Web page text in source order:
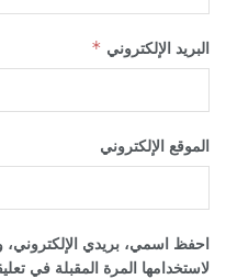
البريد الإلكتروني *
الموقع الإلكتروني
احفظ اسمي، بريدي الإلكتروني،
لاستخدامها المرة المقبلة في